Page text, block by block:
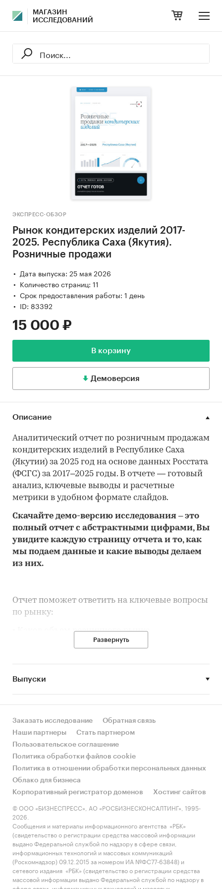
МАГАЗИН
ИССЛЕДОВАНИЙ
ЭКСПРЕСС-ОБЗОР
Рынок кондитерских изделий 2017-
2025. Республика Саха (Якутия).
Розничные продажи
Дата выпуска: 25 мая 2026
Количество страниц: 11
Срок предоставления работы: 1 день
ID: 83392
15 000 ₽
В корзину
Демоверсия
Описание
Аналитический отчет по розничным продажам
кондитерских изделий в Республике Саха
(Якутии) за 2025 год на основе данных Росстата
(ФСГС) за 2017–2025 годы. В отчете — готовый
анализ, ключевые выводы и расчетные
метрики в удобном формате слайдов.
Скачайте демо-версию исследования – это
полный отчет с абстрактными цифрами, Вы
увидите каждую страницу отчета и то,как
мы подаем данные и какие выводы делаем
из них.
Отчет поможет ответить на ключевые вопросы
по рынку:
• Каков объем розничного рынка
кондитерских изделий в Республике Саха
другими регионами России?
• Рынок растет или снижается? Если растет, то
за счет реального спроса или за счет
динамикой других регионов?
• Какое место регион занимает в России и в
своем федеральном округе по объему продаж
и по продажам на душу населения?
• К какому сегменту можно отнести рынок по
размеру и темпом роста (малый/крупный, с
опережающей динамикой/с отстающей
динамикой) в стратегической перспективе и в
текущей ситуации? Меняются ли позиции
региона с течением времени?
• Насколько рынок насыщен и какой у региона
потенциал роста, если сравнить его с
регионами со схожими доходами, со схожей
Развернуть
Выпуски
Заказать исследование
Обратная связь
Наши партнеры
Стать партнером
Пользовательское соглашение
Политика обработки файлов cookie
Политика в отношении обработки персональных данных
Облако для бизнеса
Корпоративный регистратор доменов
Хостинг сайтов
© ООО «БИЗНЕСПРЕСС», АО «РОСБИЗНЕСКОНСАЛТИНГ», 1995-
2026.
Сообщения и материалы информационного агентства «РБК»
(свидетельство о регистрации средства массовой информации
выдано Федеральной службой по надзору в сфере связи,
информационных технологий и массовых коммуникаций
(Роскомнадзор) 09.12.2015 за номером ИА №ФС77-63848) и
сетевого издания «РБК» (свидетельство о регистрации средства
массовой информации выдано Федеральной службой по надзору в